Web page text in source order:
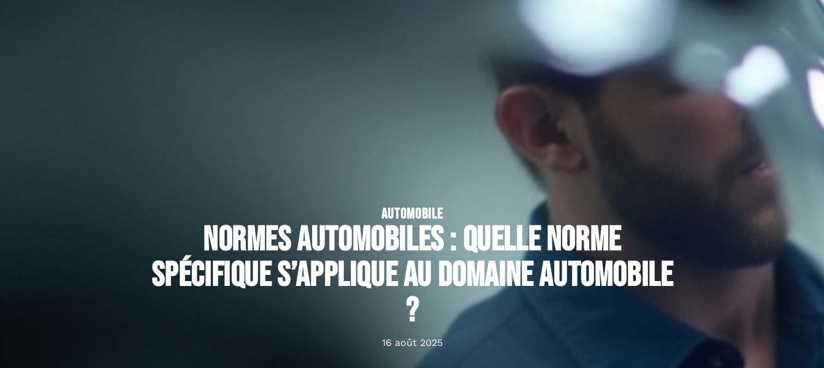
AUTOMOBILE
Normes automobiles : Quelle norme
spécifique s’applique au domaine automobile
?
16 août 2025